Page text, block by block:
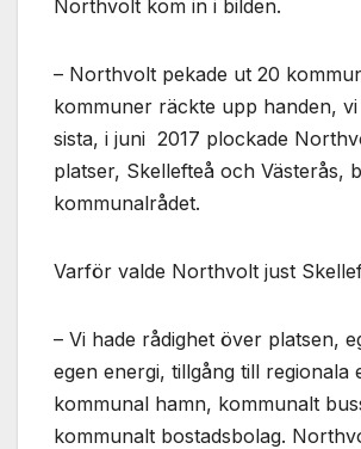
Northvolt kom in i bilden.
– Northvolt pekade ut 20
kommuner räckte upp handen,
sista, i juni 2017 plockade
platser, Skellefteå och Västerås,
kommunalrådet.
Varför valde Northvolt just
– Vi hade rådighet över platsen,
egen energi, tillgång till regionala
kommunal hamn, kommunalt
kommunalt bostadsbolag.
taget
hur